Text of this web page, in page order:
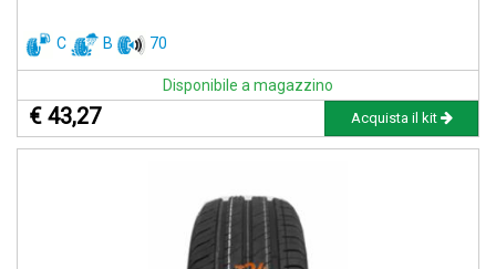
C B 70
Disponibile a magazzino
€ 43,27 Acquista il kit